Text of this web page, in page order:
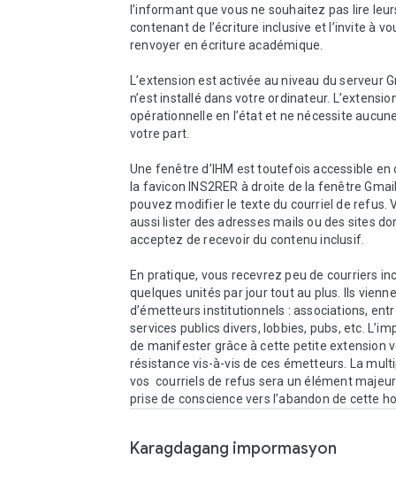
l’informant que vous ne souhaitez pas lire
contenant de l’écriture inclusive et l’invite à
renvoyer en écriture académique.
L’extension est activée au niveau du serveur
n’est installé dans votre ordinateur.
opérationnelle en l’état et ne nécessite
votre part.
Une fenêtre d’IHM est toutefois accessible en
la favicon INS2RER à droite de la fenêtre
pouvez modifier le texte du courriel de refus.
aussi lister des adresses mails ou des sites
acceptez de recevoir du contenu inclusif.
En pratique, vous recevrez peu de courriers
quelques unités par jour tout au plus. Ils
d’émetteurs institutionnels : associations,
services publics divers, lobbies, pubs, etc.
de manifester grâce à cette petite extension
résistance vis-à-vis de ces émetteurs. La
vos  courriels de refus sera un élément
prise de conscience vers l’abandon de cette
Karagdagang impormasyon